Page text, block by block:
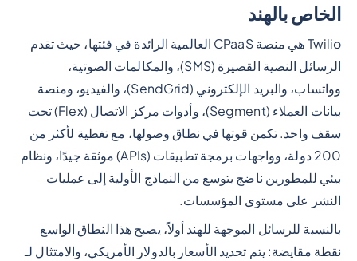
الخاص بالهند
Twilio هي منصة CPaaS العالمية الرائدة في فئتها، حيث تقدم
الرسائل النصية القصيرة (SMS)، والمكالمات الصوتية،
وواتساب، والبريد الإلكتروني (SendGrid)، والفيديو، ومنصة
بيانات العملاء (Segment)، وأدوات مركز الاتصال (Flex) تحت
سقف واحد. تكمن قوتها في نطاق وصولها، مع تغطية لأكثر من
200 دولة، وواجهات برمجة تطبيقات (APIs) موثقة جيدًا، ونظام
بيئي للمطورين ناضج يتوسع من النماذج الأولية إلى عمليات
النشر على مستوى المؤسسات.
بالنسبة للرسائل الموجهة للهند أولاً، يصبح هذا النطاق الواسع
نقطة مقايضة: يتم تحديد الأسعار بالدولار الأمريكي، والامتثال لـ